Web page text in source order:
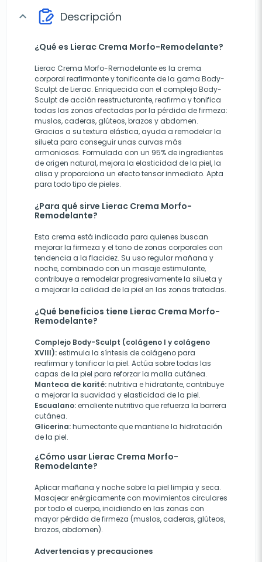
expand_more Descripción
¿Qué es Lierac Crema Morfo-Remodelante?
Lierac Crema Morfo-Remodelante es la crema
corporal reafirmante y tonificante de la gama Body-
Sculpt de Lierac. Enriquecida con el complejo Body-
Sculpt de acción reestructurante, reafirma y tonifica
todas las zonas afectadas por la pérdida de firmeza:
muslos, caderas, glúteos, brazos y abdomen.
Gracias a su textura elástica, ayuda a remodelar la
silueta para conseguir unas curvas más
armoniosas. Formulada con un 95% de ingredientes
de origen natural, mejora la elasticidad de la piel, la
alisa y proporciona un efecto tensor inmediato. Apta
para todo tipo de pieles.
¿Para qué sirve Lierac Crema Morfo-
Remodelante?
Esta crema está indicada para quienes buscan
mejorar la firmeza y el tono de zonas corporales con
tendencia a la flacidez. Su uso regular mañana y
noche, combinado con un masaje estimulante,
contribuye a remodelar progresivamente la silueta y
a mejorar la calidad de la piel en las zonas tratadas.
¿Qué beneficios tiene Lierac Crema Morfo-
Remodelante?
Complejo Body-Sculpt (colágeno I y colágeno
XVIII):estimula la síntesis de colágeno para
reafirmar y tonificar la piel. Actúa sobre todas las
capas de la piel para reforzar la malla cutánea.
Manteca de karité:nutritiva e hidratante, contribuye
a mejorar la suavidad y elasticidad de la piel.
Escualano:emoliente nutritivo que refuerza la barrera
cutánea.
Glicerina:humectante que mantiene la hidratación
de la piel.
¿Cómo usar Lierac Crema Morfo-
Remodelante?
Aplicar mañana y noche sobre la piel limpia y seca.
Masajear enérgicamente con movimientos circulares
por todo el cuerpo, incidiendo en las zonas con
mayor pérdida de firmeza (muslos, caderas, glúteos,
brazos, abdomen).
Advertencias y precauciones